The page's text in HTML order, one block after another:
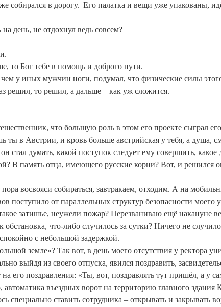
собирался в дорогу. Его палатка и вещи уже упакованы,
день, не отдохнул ведь совсем?
то Бог тебе в помощь и доброго пути.
чем у иных мужчин ноги, подумал, что физические силы
решил, то решил, а дальше – как уж сложится.
что большую роль в этом его проекте сыграл
в Австрии, и кровь больше австрийская у тебя, а душа,
стал думать, какой поступок следует ему совершить, какое
В память отца, имеющего русские корни? Вот, и решился
восвояси собираться, завтракаем, отходим. А на
поступило от параллельных структур безопасности моего
затишье, неужели пожар? Перезваниваю ещё накануне
обстановка, что-либо случилось за сутки? Ничего не
с небольшой задержкой.
земле»? Так вот, в день моего отсутствия у ректора
выйдя из своего отпуска, явился поздравить,
его поздравления: «Ты, вот, поздравлять тут пришёл, а у
автоматика въездных ворот на территорию главного
ставить сотрудника – открывать и закрывать